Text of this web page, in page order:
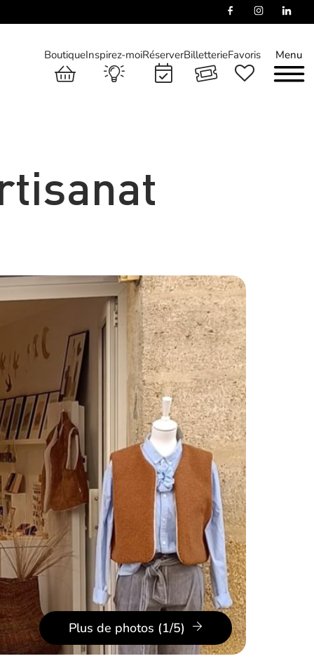
Menu
BoutiqueInspirez-moiRéserverBilletterieFavoris
Plus de photos (1/5)